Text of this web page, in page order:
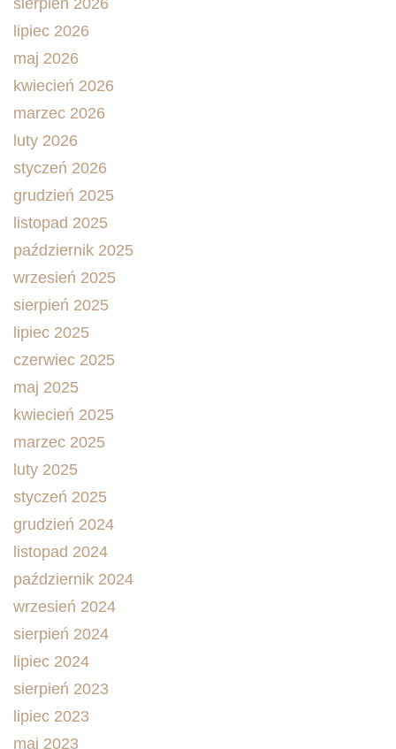
sierpień 2026
lipiec 2026
maj 2026
kwiecień 2026
marzec 2026
luty 2026
styczeń 2026
grudzień 2025
listopad 2025
październik 2025
wrzesień 2025
sierpień 2025
lipiec 2025
czerwiec 2025
maj 2025
kwiecień 2025
marzec 2025
luty 2025
styczeń 2025
grudzień 2024
listopad 2024
październik 2024
wrzesień 2024
sierpień 2024
lipiec 2024
sierpień 2023
lipiec 2023
maj 2023